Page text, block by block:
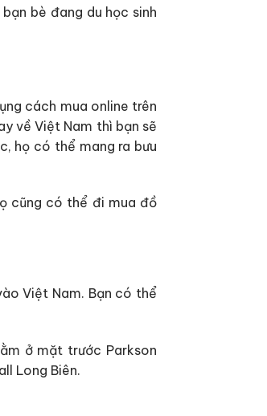
bè đang du học sinh
cách mua online trên
về Việt Nam thì bạn sẽ
họ có thể mang ra bưu
cũng có thể đi mua đồ
Việt Nam. Bạn có thể
ở mặt trước Parkson
Long Biên.